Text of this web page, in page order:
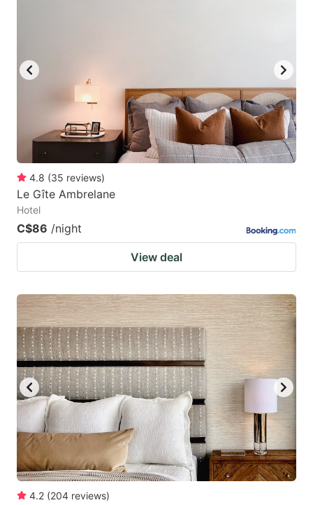
4.8 (35 reviews)
Le Gîte Ambrelane
Hotel
C$86 /night
View deal
4.2 (204 reviews)